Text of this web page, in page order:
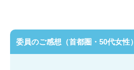
委員のご感想（首都圏・50代女性）